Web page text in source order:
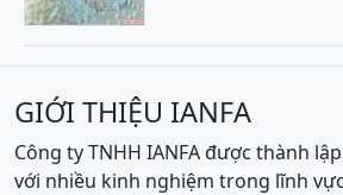
GIỚI THIỆU IANFA
Công ty TNHH IANFA được thành
với nhiều kinh nghiệm trong lĩnh